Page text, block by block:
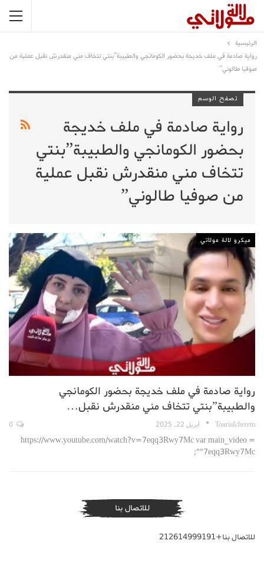
الرئيسية
رواية صادمة في ملف خديجة بحضور الكومانجي والطبيبة”بنتي تتخاف مني منقدرش نقبل عملية من
صوفيا طالوني”
تصفح الوسم
رواية صادمة في ملف خديجة
بحضور الكومانجي والطبيبة”بنتي
تتخاف مني منقدرش نقبل عملية
من صوفيا طالوني”
ميكرو لالة مولاتي
رواية صادمة في ملف خديجة بحضور الكومانجي
والطبيبة”بنتي تتخاف مني منقدرش نقبل…
TouriaIcherem أبريل 22, 2025
https://www.youtube.com/watch?v=7eqq3Rwy7Mc var main_video =
"7eqq3Rwy7Mc";
للاتصال بنا
للاتصال بنا+212614999191